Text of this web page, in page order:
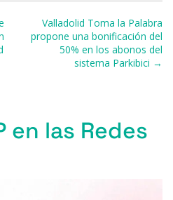
m
ti
r
Valladolid Toma la Palabra
propone una bonificación del
50% en los abonos del
sistema Parkibici →
en las Redes